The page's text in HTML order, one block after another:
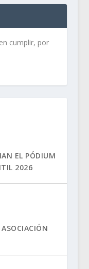
cumplir, por
EL PÓDIUM
2026